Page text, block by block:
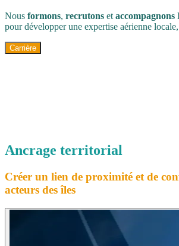
Nous formons, recrutons et accompagnons
pour développer une expertise aérienne
Carrière
Ancrage territorial
Créer un lien de proximité et de
acteurs des îles